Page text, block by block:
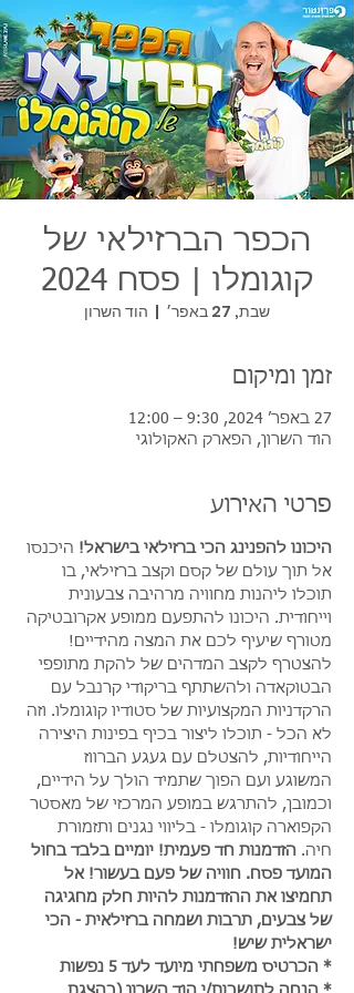
הכפר הברזילאי של
קוגומלו | פסח 2024
שבת, 27 באפר׳
  |
הוד השרון
זמן ומיקום
27 באפר׳ 2024, 9:30 – 12:00
הוד השרון, הפארק האקולוגי
פרטי האירוע
היכונו להפנינג הכי ברזילאי בישראל! היכנסו
אל תוך עולם של קסם וקצב ברזילאי, בו
תוכלו ליהנות מחוויה מרהיבה צבעונית
וייחודית. היכונו להתפעם ממופע אקרובטיקה
מטורף שיעיף לכם את המצה מהידיים!
להצטרף לקצב המדהים של להקת מתופפי
הבטוקאדה ולהשתתף בריקודי קרנבל עם
הרקדניות המקצועיות של סטודיו קוגומלו. וזה
לא הכל - תוכלו ליצור בכיף בפינות היצירה
הייחודיות, להצטלם עם געגע הברווז
המשוגע ועם הפוך שתמיד הולך על הידיים,
וכמובן, להתרגש במופע המרכזי של מאסטר
הקפוארה קוגומלו - בליווי נגנים ותזמורת
חיה. הזדמנות חד פעמית! יומיים בלבד בחול
המועד פסח. חוויה של פעם בעשור! אל
תחמיצו את ההזדמנות להיות חלק מחגיגה
של צבעים, תרבות ושמחה ברזילאית - הכי
ישראלית שיש!
* הכרטיס משפחתי מיועד לעד 5 נפשות